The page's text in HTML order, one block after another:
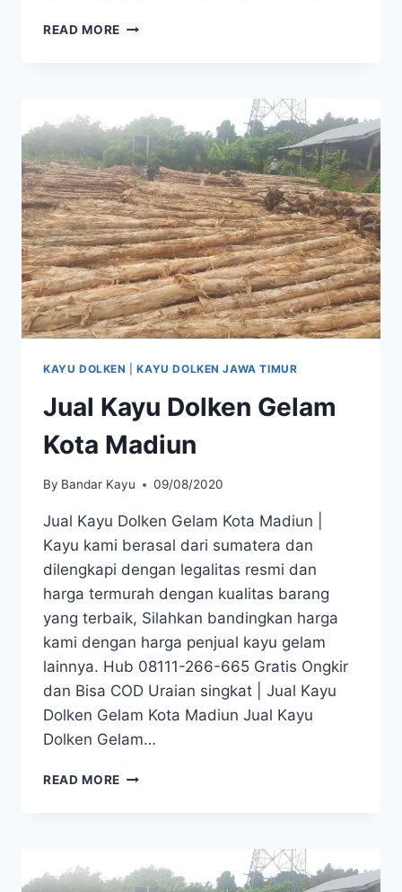
READ MORE JUAL
KAYU DOLKEN |KAYU DOLKEN JAWA TIMUR
Jual Kayu Dolken Gelam
Kota Madiun
By Bandar Kayu 09/08/2020
Jual Kayu Dolken Gelam Kota Madiun |
Kayu kami berasal dari sumatera dan
dilengkapi dengan legalitas resmi dan
harga termurah dengan kualitas barang
yang terbaik, Silahkan bandingkan harga
kami dengan harga penjual kayu gelam
lainnya. Hub 08111-266-665 Gratis Ongkir
dan Bisa COD Uraian singkat | Jual Kayu
Dolken Gelam Kota Madiun Jual Kayu
Dolken Gelam…
READ MORE JUAL
MADIUN